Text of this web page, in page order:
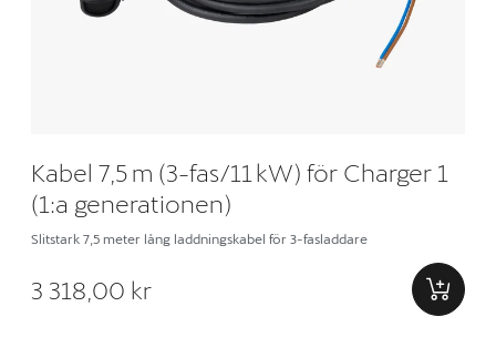
Kabel 7,5 m (3-fas/11 kW) för Charger 1
(1:a generationen)
Slitstark 7,5 meter lång laddningskabel för 3-fasladdare
3 318,00 kr